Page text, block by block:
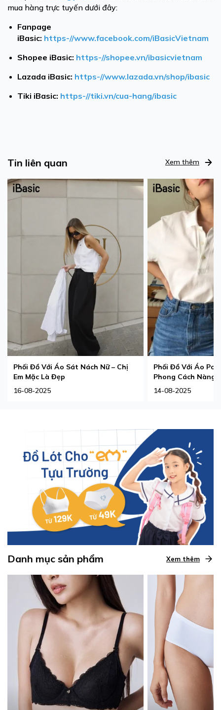
mua hàng trực tuyến dưới đây:
Fanpage
iBasic: https-//www.facebook.com/iBasicVietnam
Shopee iBasic: https-//shopee.vn/ibasicvietnam
Lazada iBasic: https-//www.lazada.vn/shop/ibasic
Tiki iBasic: https-//tiki.vn/cua-hang/ibasic
Tin liên quan Xem thêm
Phối Đồ Với Áo Sát Nách Nữ – Chị
Em Mặc Là Đẹp
16-08-2025
Phối Đồ Với Áo
Phong Cách Nàng
14-08-2025
Danh mục sản phẩm Xem thêm